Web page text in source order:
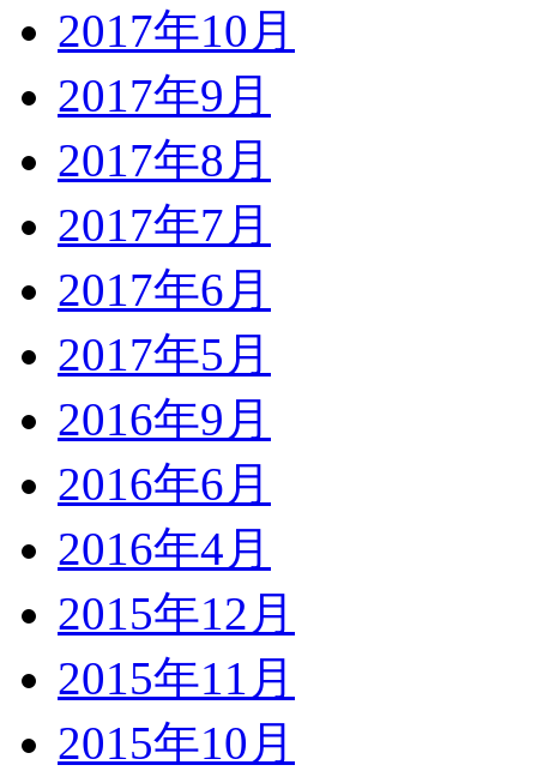
2017年10月
2017年9月
2017年8月
2017年7月
2017年6月
2017年5月
2016年9月
2016年6月
2016年4月
2015年12月
2015年11月
2015年10月